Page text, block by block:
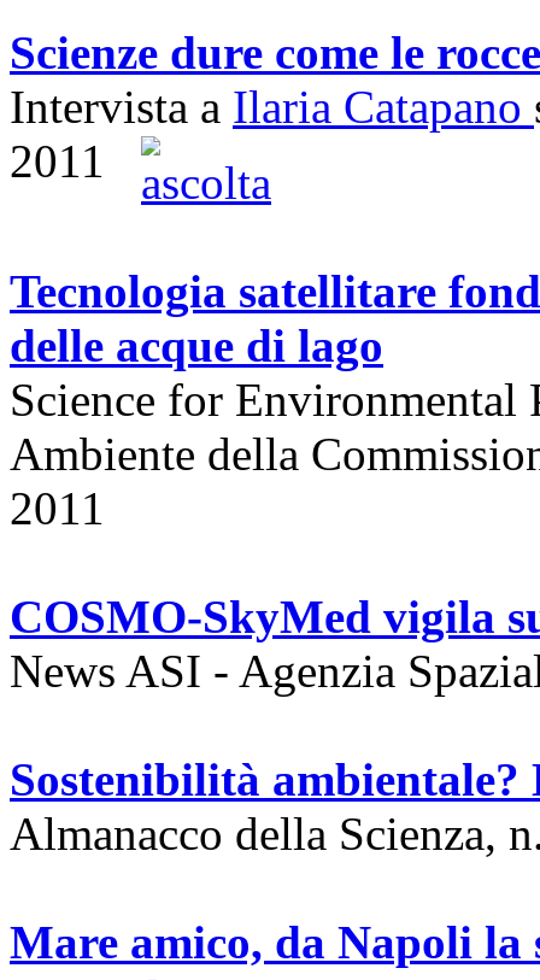
Scienze dure come le rocce
Intervista a Ilaria Catapano
2011
Tecnologia satellitare
delle acque di lago
Science for
Ambiente della
2011
COSMO-SkyMed vigila
News ASI - Agenzia
Sostenibilità ambientale?
Almanacco della Scienza,
Mare amico, da Napoli la